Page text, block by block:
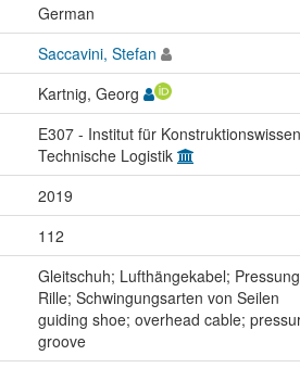
German
Saccavini, Stefan
Kartnig, Georg
E307 - Institut für
Technische Logistik
2019
112
Gleitschuh; Lufthängekabel;
Rille; Schwingungsarten von Seilen
guiding shoe; overhead cable;
groove